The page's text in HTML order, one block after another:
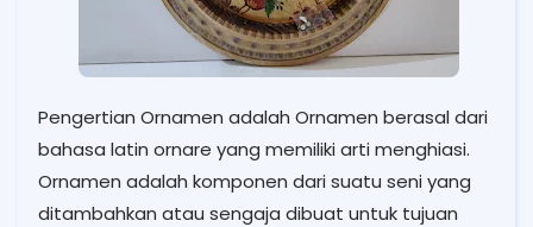
Pengertian Ornamen adalah Ornamen berasal dari
bahasa latin ornare yang memiliki arti menghiasi.
Ornamen adalah komponen dari suatu seni yang
ditambahkan atau sengaja dibuat untuk tujuan